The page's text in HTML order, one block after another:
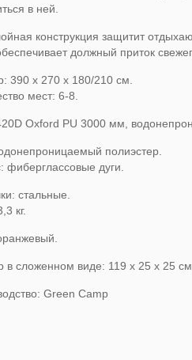
в ней.
конструкция защитит
должный приток
390 х 270 х 180/210 см.
мест: 6-8.
Oxford PU 3000 мм,
полиэстер.
фиберглассовые дуги.
стальные.
кг.
в сложенном виде: 119 х 25 х 25 см.
Green Camp